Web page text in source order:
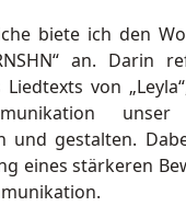
biete ich den
an. Darin
von
unser
und gestalten.
eines stärkeren